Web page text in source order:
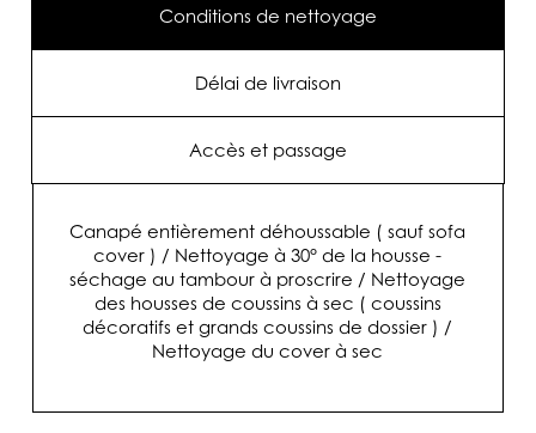
Conditions de nettoyage
Délai de livraison
Accès et passage
Canapé entièrement déhoussable ( sauf sofa
cover ) / Nettoyage à 30° de la housse -
séchage au tambour à proscrire / Nettoyage
des housses de coussins à sec ( coussins
décoratifs et grands coussins de dossier ) /
Nettoyage du cover à sec